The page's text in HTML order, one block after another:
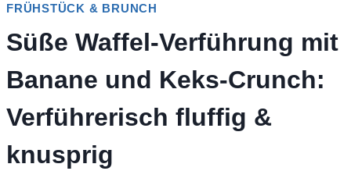
FRÜHSTÜCK & BRUNCH
Süße Waffel-Verführung mit
Banane und Keks-Crunch:
Verführerisch fluffig &
knusprig